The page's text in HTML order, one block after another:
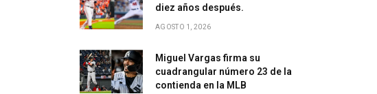
diez años después.
AGOSTO 1, 2026
Miguel Vargas firma su
cuadrangular número 23 de la
contienda en la MLB